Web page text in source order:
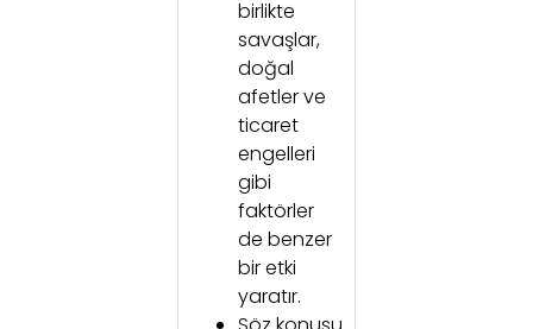
birlikte
savaşlar,
doğal
afetler ve
ticaret
engelleri
gibi
faktörler
de benzer
bir etki
yaratır.